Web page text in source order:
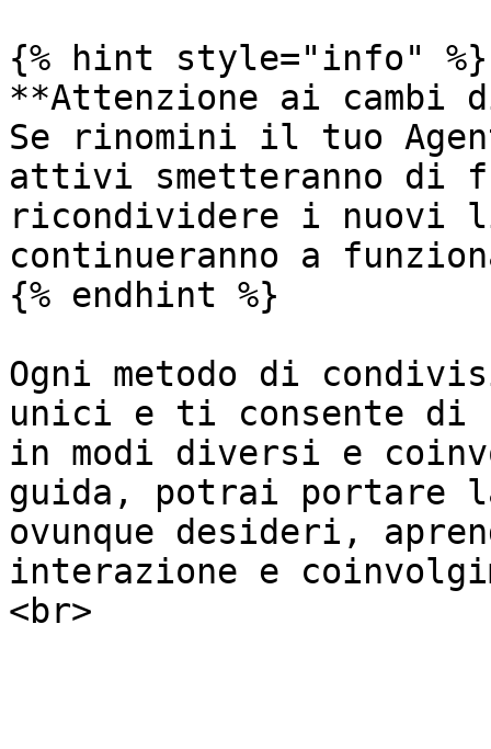
{% hint style="info" %}
**Attenzione ai cambi
Se rinomini il tuo
attivi smetteranno di
ricondividere i
continueranno a
{% endhint %}
Ogni metodo di
unici e ti consente di
in modi diversi e
guida, potrai portare
ovunque desideri,
interazione e